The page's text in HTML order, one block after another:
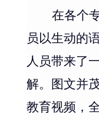
在各个
员以生动的
人员带来了
解。图文并
教育视频，